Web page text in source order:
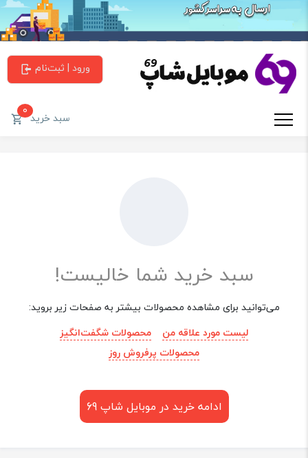
ورود | ثبت‌نام
سبد خرید0
سبد خرید شما خالیست!
می‌توانید برای مشاهده محصولات بیشتر به صفحات زیر بروید:
لیست مورد علاقه من
محصولات شگفت‌انگیز
محصولات پرفروش روز
ادامه خرید در موبایل شاپ 69